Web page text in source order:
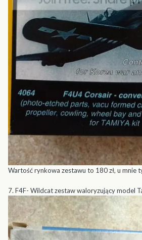
Wartość rynkowa zestawu to 180 zł, u mnie
7. F4F- Wildcat zestaw waloryzujący model